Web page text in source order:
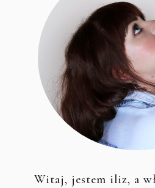
Witaj, jestem iliz, a